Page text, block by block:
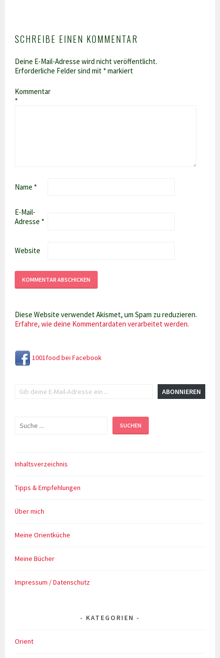
SCHREIBE EINEN KOMMENTAR
Deine E-Mail-Adresse wird nicht veröffentlicht.
Erforderliche Felder sind mit *markiert
Kommentar
*
Name *
E-Mail-
Adresse *
Website
Diese Website verwendet Akismet, um Spam zu reduzieren.
Erfahre, wie deine Kommentardaten verarbeitet werden.
1001food bei Facebook
ABONNIEREN
Suchen SUCHEN
Inhaltsverzeichnis
Tipps & Empfehlungen
Über mich
Meine Orientküche
Meine Bücher
Impressum / Datenschutz
KATEGORIEN
Orient